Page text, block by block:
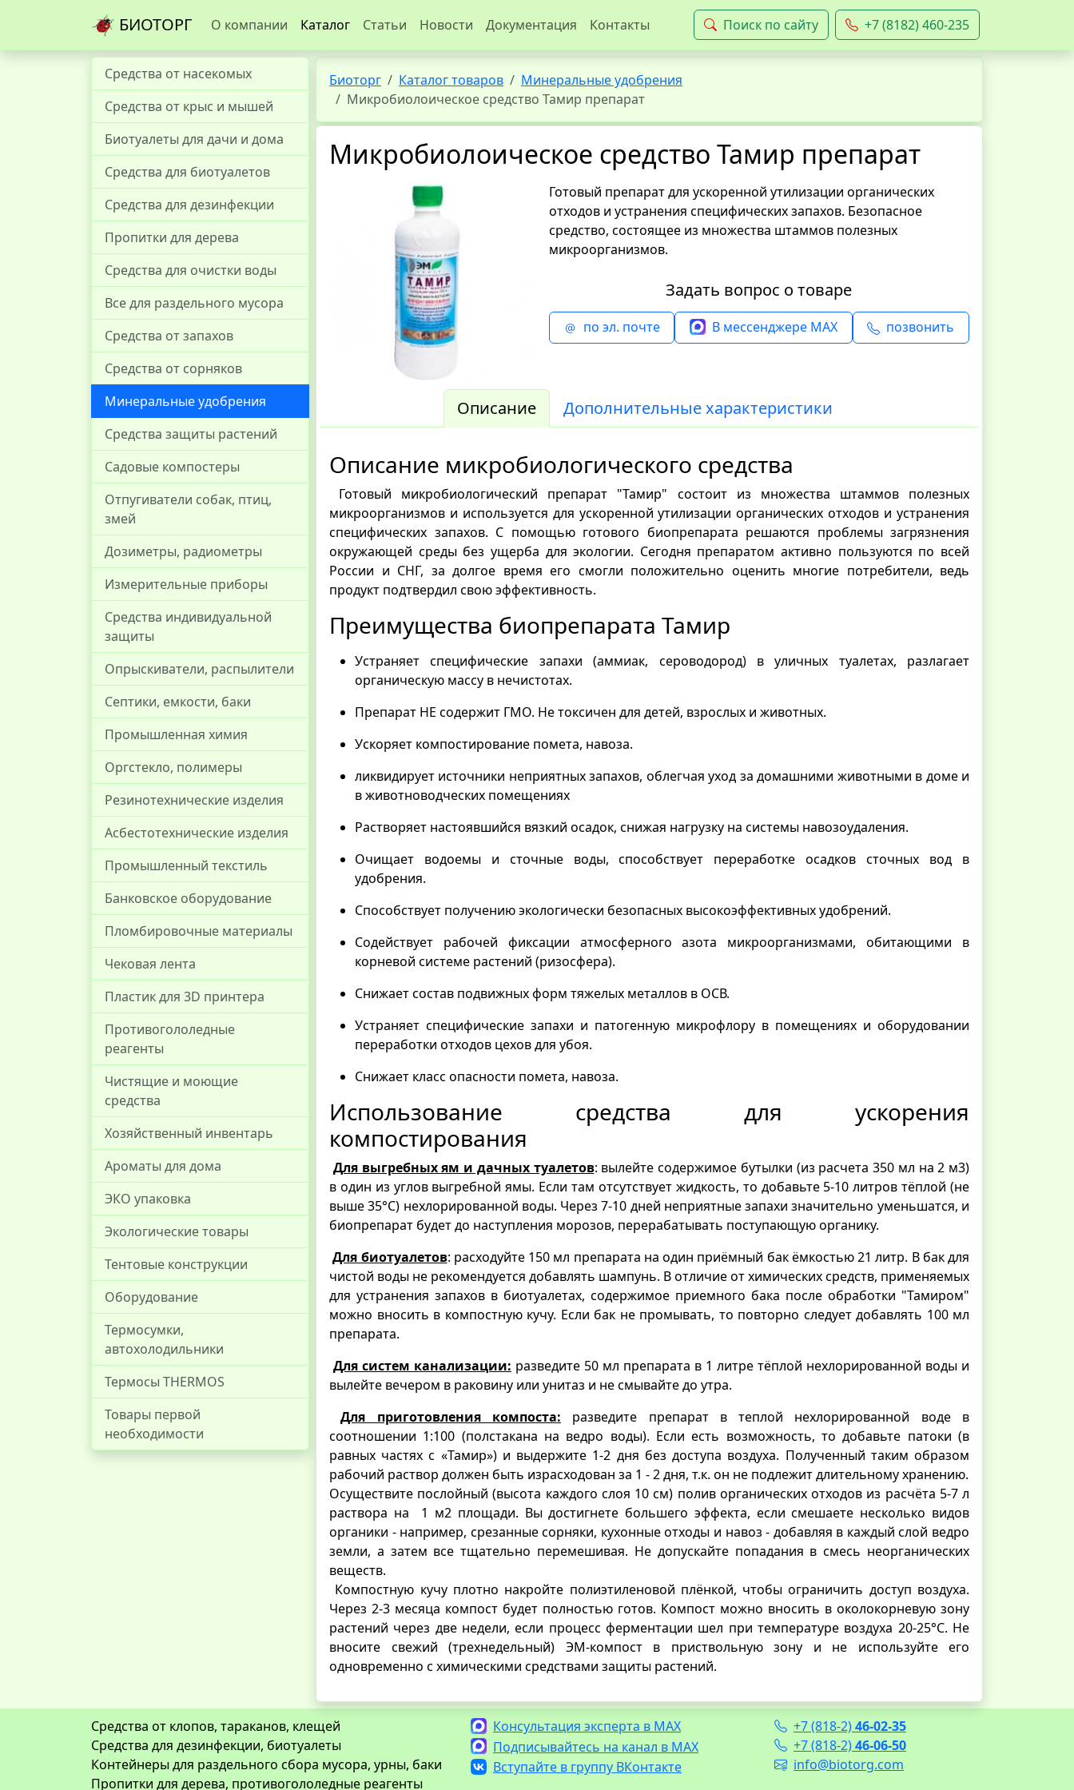
БИОТОРГ О компании Каталог Статьи Новости Документация Контакты Поиск по сайту +7 (8182) 460-235
Средства от насекомых
Средства от крыс и мышей
Биотуалеты для дачи и дома
Средства для биотуалетов
Средства для дезинфекции
Пропитки для дерева
Средства для очистки воды
Все для раздельного мусора
Средства от запахов
Средства от сорняков
Минеральные удобрения
Средства защиты растений
Садовые компостеры
Отпугиватели собак, птиц,
змей
Дозиметры, радиометры
Измерительные приборы
Средства индивидуальной
защиты
Опрыскиватели, распылители
Септики, емкости, баки
Промышленная химия
Оргстекло, полимеры
Резинотехнические изделия
Асбестотехнические изделия
Промышленный текстиль
Банковское оборудование
Пломбировочные материалы
Чековая лента
Пластик для 3D принтера
Противогололедные
реагенты
Чистящие и моющие
средства
Хозяйственный инвентарь
Ароматы для дома
ЭКО упаковка
Экологические товары
Тентовые конструкции
Оборудование
Термосумки,
автохолодильники
Термосы THERMOS
Товары первой
необходимости
Биоторг Каталог товаров
Минеральные удобрения
Микробиолоическое средство Тамир препарат
Микробиолоическое средство Тамир препарат
Готовый препарат для ускоренной утилизации органических
отходов и устранения специфических запахов. Безопасное
средство, состоящее из множества штаммов полезных
микроорганизмов.
Задать вопрос о товаре
по эл. почте В мессенджере MAX позвонить
Описание Дополнительные характеристики
Описание микробиологического средства
Готовый микробиологический препарат "Тамир" состоит из множества штаммов полезных
микроорганизмов и используется для ускоренной утилизации органических отходов и устранения
специфических запахов. С помощью готового биопрепарата решаются проблемы загрязнения
окружающей среды без ущерба для экологии. Сегодня препаратом активно пользуются по всей
России и СНГ, за долгое время его смогли положительно оценить многие потребители, ведь
продукт подтвердил свою эффективность.
Преимущества биопрепарата Тамир
Устраняет специфические запахи (аммиак, сероводород) в уличных туалетах, разлагает
органическую массу в нечистотах.
Препарат НЕ содержит ГМО. Не токсичен для детей, взрослых и животных.
Ускоряет компостирование помета, навоза.
ликвидирует источники неприятных запахов, облегчая уход за домашними животными в доме и
в животноводческих помещениях
Растворяет настоявшийся вязкий осадок, снижая нагрузку на системы навозоудаления.
Очищает водоемы и сточные воды, способствует переработке осадков сточных вод в
удобрения.
Способствует получению экологически безопасных высокоэффективных удобрений.
Содействует рабочей фиксации атмосферного азота микроорганизмами, обитающими в
корневой системе растений (ризосфера).
Снижает состав подвижных форм тяжелых металлов в ОСВ.
Устраняет специфические запахи и патогенную микрофлору в помещениях и оборудовании
переработки отходов цехов для убоя.
Снижает класс опасности помета, навоза.
Использование средства для ускорения
компостирования
Для выгребных ям и дачных туалетов: вылейте содержимое бутылки (из расчета 350 мл на 2 м3)
в один из углов выгребной ямы. Если там отсутствует жидкость, то добавьте 5-10 литров тёплой (не
выше 35°С) нехлорированной воды. Через 7-10 дней неприятные запахи значительно уменьшатся, и
биопрепарат будет до наступления морозов, перерабатывать поступающую органику.
Для биотуалетов: расходуйте 150 мл препарата на один приёмный бак ёмкостью 21 литр. В бак для
чистой воды не рекомендуется добавлять шампунь. В отличие от химических средств, применяемых
для устранения запахов в биотуалетах, содержимое приемного бака после обработки "Тамиром"
можно вносить в компостную кучу. Если бак не промывать, то повторно следует добавлять 100 мл
препарата.
Для систем канализации: разведите 50 мл препарата в 1 литре тёплой нехлорированной воды и
вылейте вечером в раковину или унитаз и не смывайте до утра.
Для приготовления компоста: разведите препарат в теплой нехлорированной воде в
соотношении 1:100 (полстакана на ведро воды). Если есть возможность, то добавьте патоки (в
равных частях с «Тамир») и выдержите 1-2 дня без доступа воздуха. Полученный таким образом
рабочий раствор должен быть израсходован за 1 - 2 дня, т.к. он не подлежит длительному хранению.
Осуществите послойный (высота каждого слоя 10 см) полив органических отходов из расчёта 5-7 л
раствора на 1 м2 площади. Вы достигнете большего эффекта, если смешаете несколько видов
органики - например, срезанные сорняки, кухонные отходы и навоз - добавляя в каждый слой ведро
земли, а затем все тщательно перемешивая. Не допускайте попадания в смесь неорганических
веществ.
Компостную кучу плотно накройте полиэтиленовой плёнкой, чтобы ограничить доступ воздуха.
Через 2-3 месяца компост будет полностью готов. Компост можно вносить в околокорневую зону
растений через две недели, если процесс ферментации шел при температуре воздуха 20-25°С. Не
вносите свежий (трехнедельный) ЭМ-компост в приствольную зону и не используйте его
одновременно с химическими средствами защиты растений.
Средства от клопов, тараканов, клещей
Средства для дезинфекции, биотуалеты
Контейнеры для раздельного сбора мусора, урны, баки
Пропитки для дерева, противогололедные реагенты
Консультация эксперта в MAX
Подписывайтесь на канал в MAX
Вступайте в группу ВКонтакте
+7 (818-2)46-02-35
+7 (818-2)46-06-50
info@biotorg.com